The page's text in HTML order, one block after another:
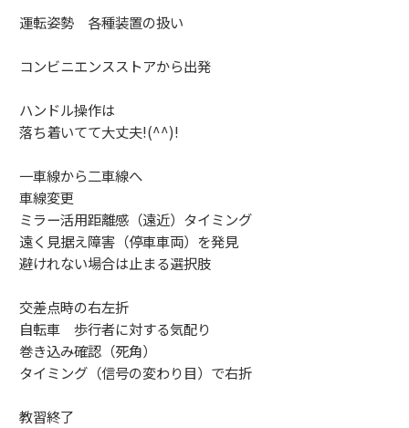
運転姿勢 各種装置の扱い
コンビニエンスストアから出発
ハンドル操作は
落ち着いてて大丈夫!(^^)!
一車線から二車線へ
車線変更
ミラー活用距離感（遠近）タイミング
遠く見据え障害（停車車両）を発見
避けれない場合は止まる選択肢
交差点時の右左折
自転車 歩行者に対する気配り
巻き込み確認（死角）
タイミング（信号の変わり目）で右折
教習終了